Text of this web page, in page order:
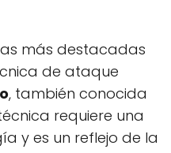
más destacadas
de ataque
, también conocida
requiere una
y es un reflejo de la